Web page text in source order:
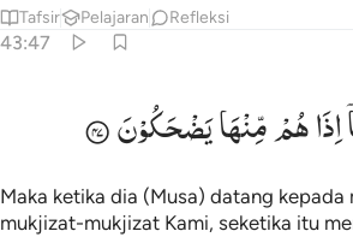
Tafsir Pelajaran Refleksi
43:47
يضحكون ٤٧
مِّنْهَا يَضْحَكُونَ ٤٧
اِذَاهُمْمِّنْهَایَضْحَكُوْنَ
Maka ketika dia (Musa) datang kepada
mukjizat-mukjizat Kami, seketika itu